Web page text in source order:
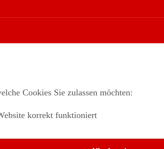
Cookies Sie zulassen möchten:
korrekt funktioniert